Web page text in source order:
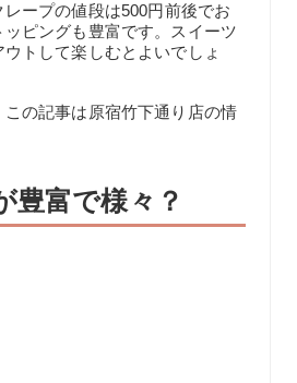
ープの値段は500円前後でお
ピングも豊富です。スイーツ
トして楽しむとよいでしょ
の記事は原宿竹下通り店の情
豊富で様々？